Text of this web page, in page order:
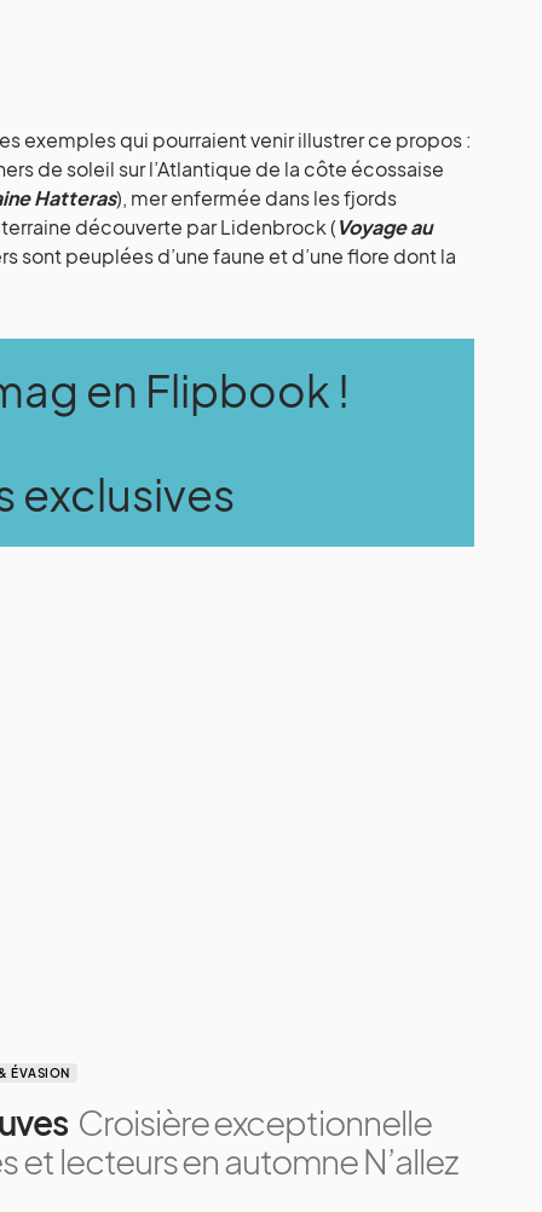
exemples qui pourraient venir illustrer ce propos :
de soleil sur l’Atlantique de la côte écossaise
Hatteras), mer enfermée dans les fjords
découverte par Lidenbrock (Voyage au
sont peuplées d’une faune et d’une flore dont la
en Flipbook !
exclusives
ÉVASION
Croisière exceptionnelle
et lecteurs en automne N’allez